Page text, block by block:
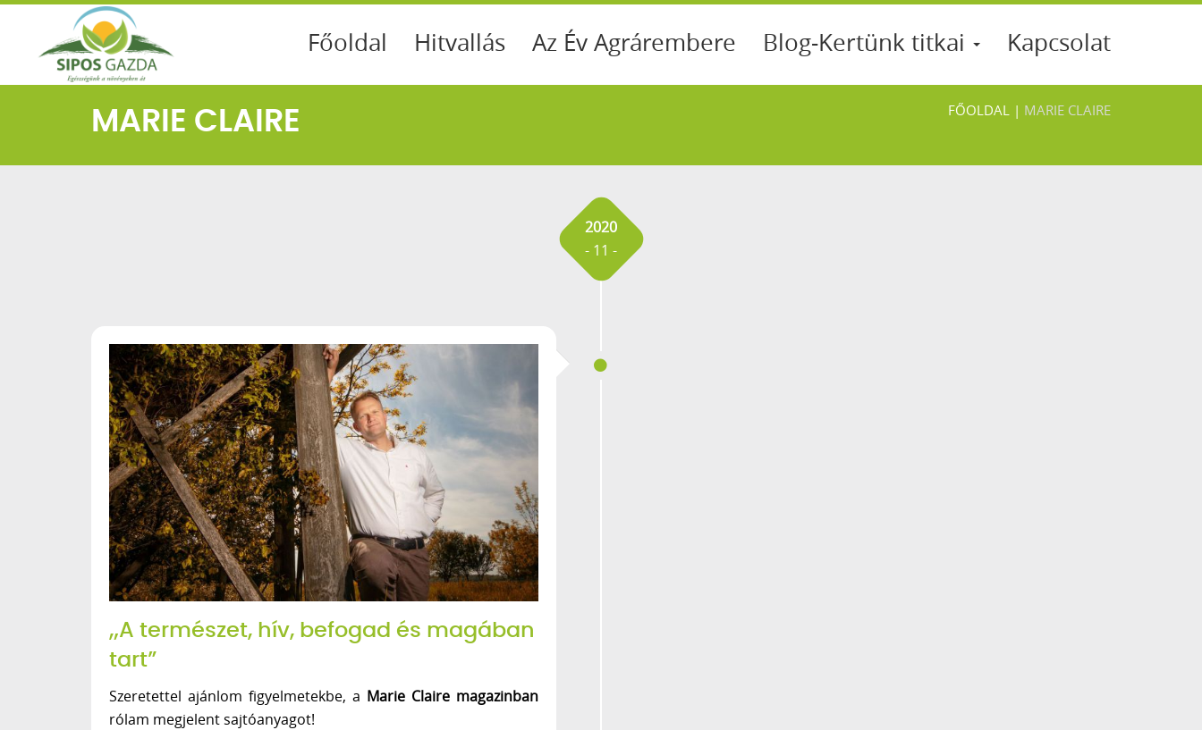
Főoldal Hitvallás Az Év Agrárembere Blog-Kertünk titkai Kapcsolat
MARIE CLAIRE FŐOLDAL | MARIE CLAIRE
2020
- 11 -
„A természet, hív, befogad és magában
tart”
Szeretettel ajánlom figyelmetekbe, a Marie Claire magazinban
rólam megjelent sajtóanyagot!